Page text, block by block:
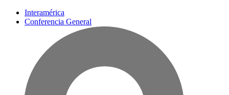
Interamérica
Conferencia General